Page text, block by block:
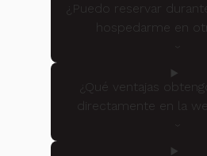
¿Puedo reservar
hospedarme en
¿Qué ventajas
directamente en la